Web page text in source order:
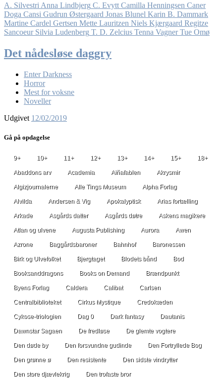
A. Silvestri Anna Lindbjerg C. Evytt Camilla Henningsen Caner
Doga Cansi Gudrun Østergaard Jonas Blunel Karin B. Dammark
Martine Cardel Gertsen Mette Lauritzen Niels Kjærgaard Regitze
Sancoeur Silvia Ludenberg T. D. Zelcius Tenna Vagner Tue Omø
Det nådesløse daggry
Enter Darkness
Horror
Mest for voksne
Noveller
Udgivet 12/02/2019
Gå på opdagelse
9+ 10+ 11+ 12+ 13+ 14+ 15+ 18+
Abaddons arv Academia Aiñafablen Akrysmir
Algizjournalerne Alle Tings Museum Alpha Forlag
Alvilda Andersen & Vig Apokalyptisk Arias fortælling
Arkade Asgårds datter Asgårds døtre Askens magikere
Atlan og ulvene Augusta Publishing Aurora Awen
Azrone Baggårdsbaroner Bahnhof Baronessen
Birk og Ulvefolket Bjergtaget Blodets bånd Bod
Booksanddragons Books on Demand Brændpunkt
Byens Forlag Caldera Calibat Carlsen
Centralbiblioteket Cirkus Mystique Credokæden
Cykose-triologien Dag 0 Dark fantasy Dautanis
Dawnstar Sagaen De fredløse De glemte vogtere
Den døde by Den forsvundne gudinde Den Fortryllede Bog
Den grønne ø Den resistente Den sidste vindrytter
Den store djævlekrig Den trofaste bror